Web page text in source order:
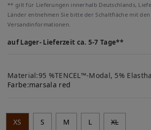
** gilt für Lieferungen innerhalb Deutschlands,
Länder entnehmen Sie bitte der Schaltfläche mit den
Versandinformationen.
auf Lager- Lieferzeit ca. 5-7 Tage**
Material:95 %TENCEL™-Modal, 5%
Farbe:marsala red
XS S M L XL